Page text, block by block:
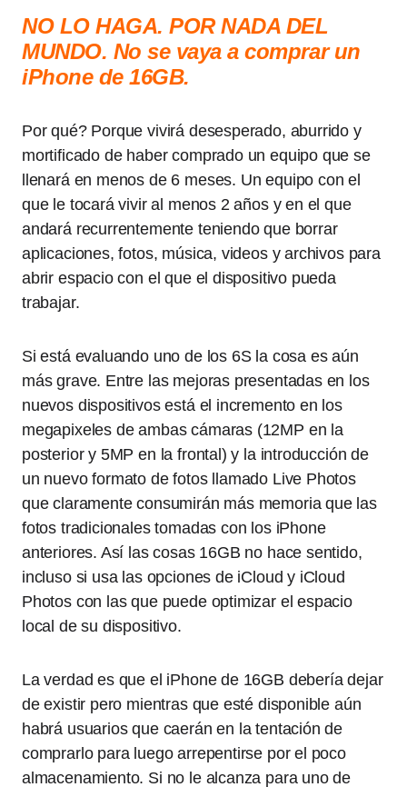
NO LO HAGA. POR NADA DEL
MUNDO. No se vaya a comprar un
iPhone de 16GB.
Por qué? Porque vivirá desesperado, aburrido y
mortificado de haber comprado un equipo que se
llenará en menos de 6 meses. Un equipo con el
que le tocará vivir al menos 2 años y en el que
andará recurrentemente teniendo que borrar
aplicaciones, fotos, música, videos y archivos para
abrir espacio con el que el dispositivo pueda
trabajar.
Si está evaluando uno de los 6S la cosa es aún
más grave. Entre las mejoras presentadas en los
nuevos dispositivos está el incremento en los
megapixeles de ambas cámaras (12MP en la
posterior y 5MP en la frontal) y la introducción de
un nuevo formato de fotos llamado Live Photos
que claramente consumirán más memoria que las
fotos tradicionales tomadas con los iPhone
anteriores. Así las cosas 16GB no hace sentido,
incluso si usa las opciones de iCloud y iCloud
Photos con las que puede optimizar el espacio
local de su dispositivo.
La verdad es que el iPhone de 16GB debería dejar
de existir pero mientras que esté disponible aún
habrá usuarios que caerán en la tentación de
comprarlo para luego arrepentirse por el poco
almacenamiento. Si no le alcanza para uno de